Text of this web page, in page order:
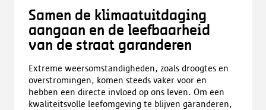
Samen de klimaatuitdaging
aangaan en de leefbaarheid
van de straat garanderen
Extreme weersomstandigheden, zoals droogtes en
overstromingen, komen steeds vaker voor en
hebben een directe invloed op ons leven. Om een
kwaliteitsvolle leefomgeving te blijven garanderen,